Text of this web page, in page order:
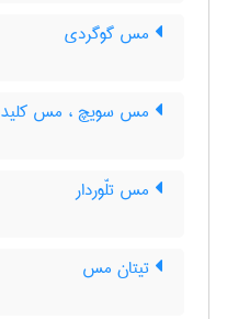
مس گوگردی
مس سویچ ، مس کلید
مس تلّوردار
تیتان مس